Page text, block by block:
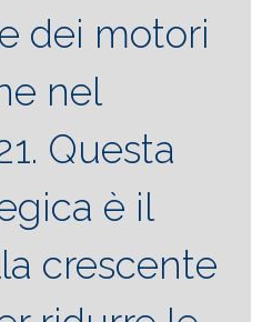
dei motori
nel
Questa
è il
crescente